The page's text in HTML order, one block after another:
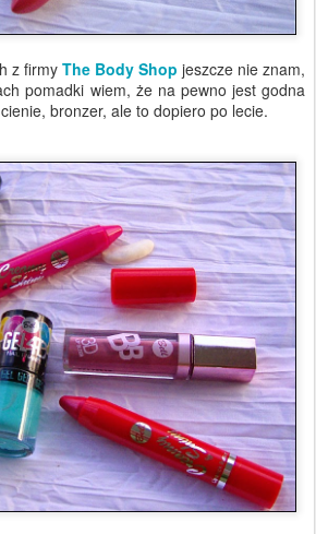
z firmy The Body Shop jeszcze nie znam,
pomadki wiem, że na pewno jest godna
bronzer, ale to dopiero po lecie.